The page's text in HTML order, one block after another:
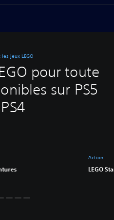
jeux LEGO
pour toute
sur PS5
Action
LEGO